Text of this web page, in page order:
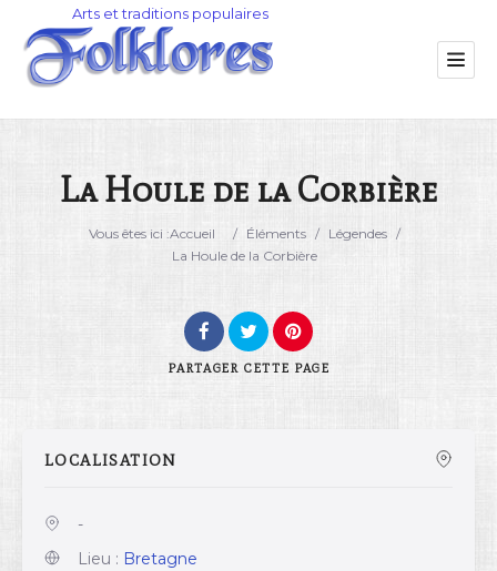
Catégorie
La Houle de la Corbière
Vous êtes ici :Accueil / Éléments / Légendes /
La Houle de la Corbière
PARTAGER CETTE PAGE
LOCALISATION
-
Lieu : Bretagne